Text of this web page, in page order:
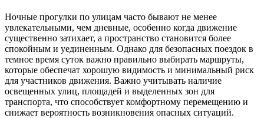
Ночные прогулки по улицам часто бывают не менее
увлекательными, чем дневные, особенно когда движение
существенно затихает, а пространство становится более
спокойным и уединенным. Однако для безопасных поездок в
темное время суток важно правильно выбирать маршруты,
которые обеспечат хорошую видимость и минимальный риск
для участников движения. Важно учитывать наличие
освещенных улиц, площадей и выделенных зон для
транспорта, что способствует комфортному перемещению и
снижает вероятность возникновения опасных ситуаций.